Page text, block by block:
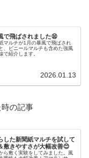
で飛ばされました😫
マルチが1月の暴風で飛ばされ
、ビニールマルチも含めた強風
で紹介します。
2026.01.13
の記事
した新聞紙マルチを試して
敷きやすさが大幅改善😊
ら敷く実験をしてみました。風